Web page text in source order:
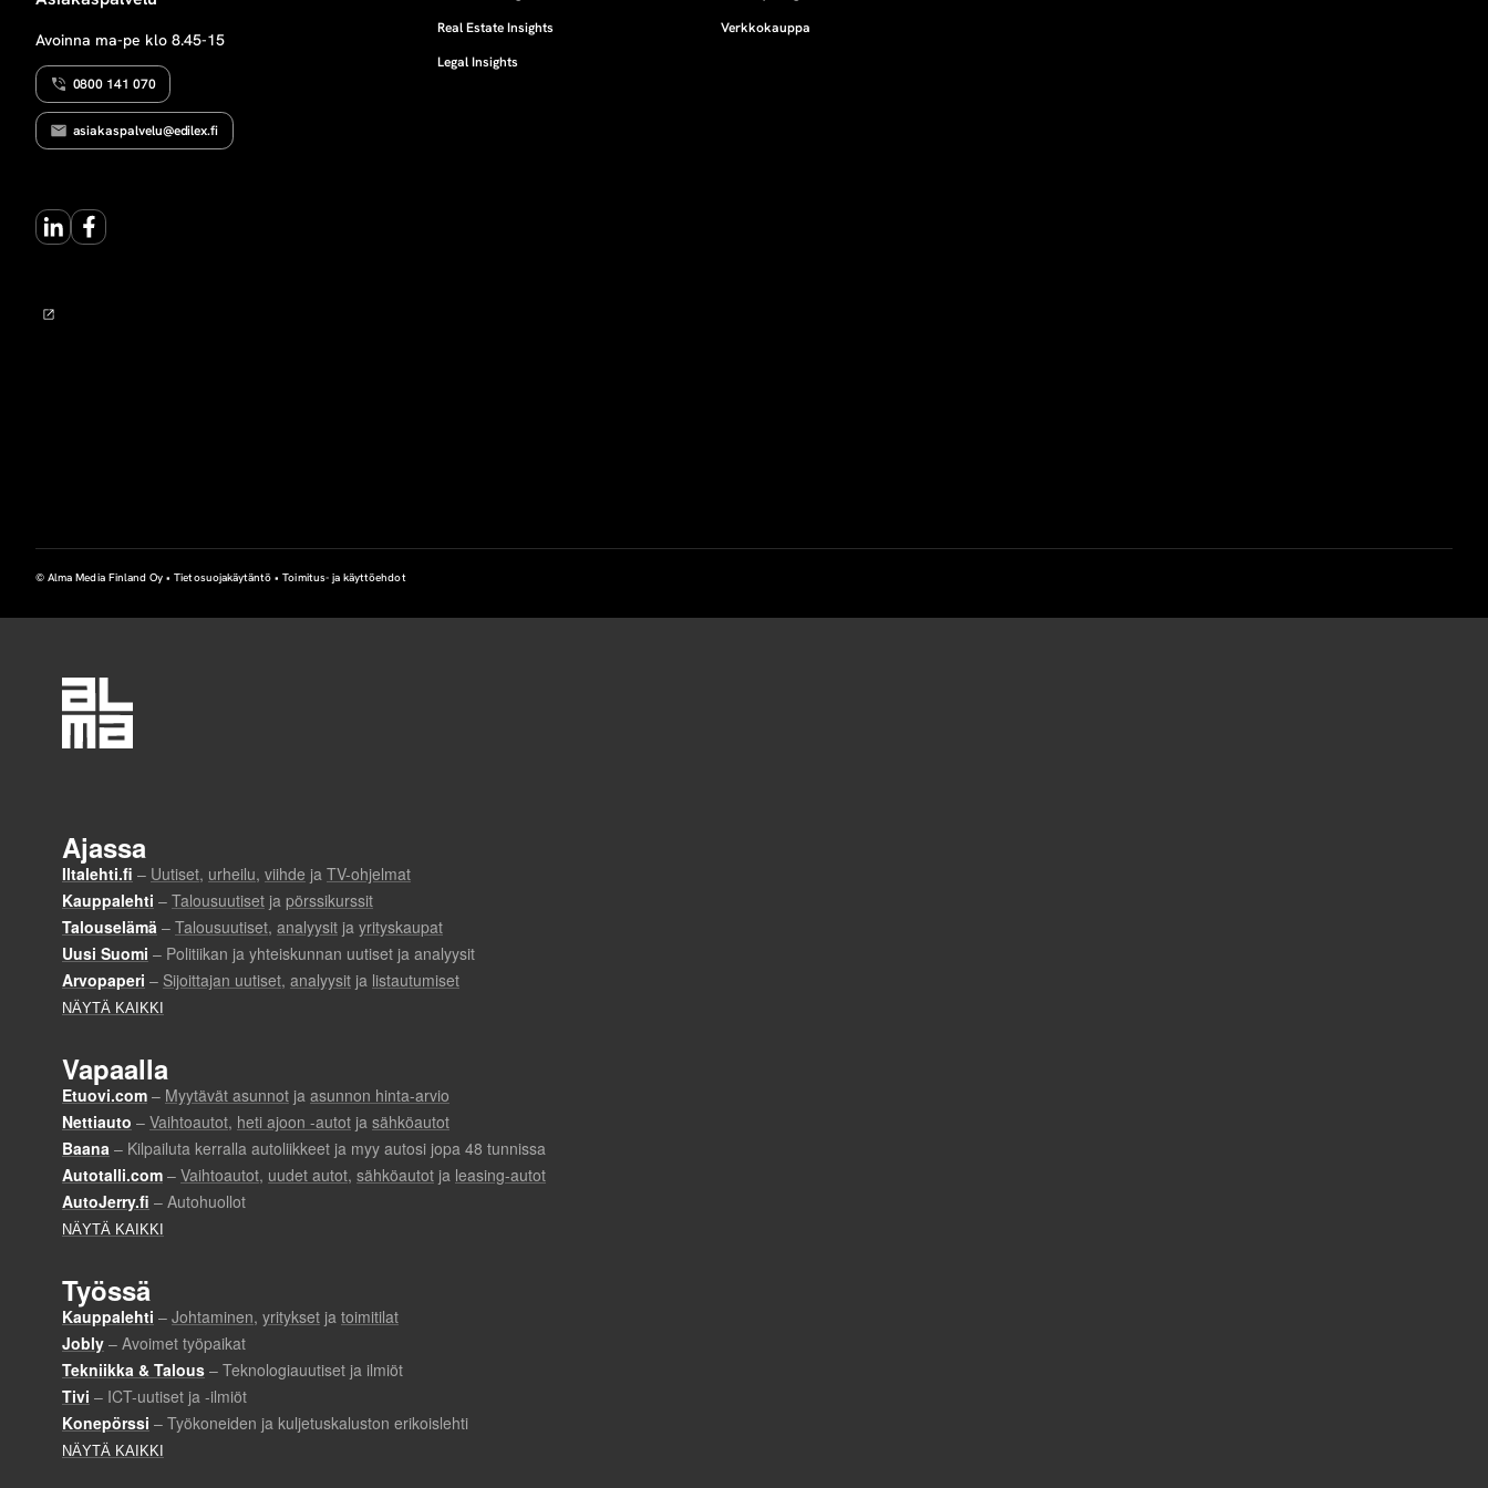
s
Avoinna ma-pe klo 8.45-15
0800 141 070
asiakaspalvelu@edilex.fi
Real Estate Insights
Legal Insights
Verkkokauppa
LinkedInFacebook
© Alma Media Finland Oy •Tietosuojakäytäntö •Toimitus- ja käyttöehdot